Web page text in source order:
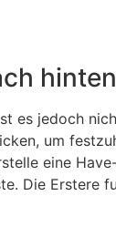
hinten
es jedoch
um
eine
Die Erstere